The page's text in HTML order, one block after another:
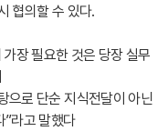
협의할 수 있다.
장 필요한 것은 당장 실무
으로 단순 지식전달이 아닌
”라고 말했다